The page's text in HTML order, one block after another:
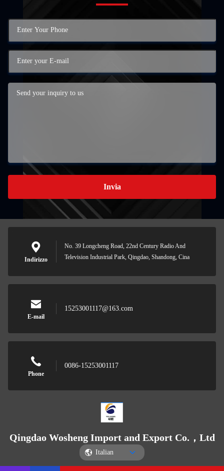
Invia
Indirizzo
No. 39 Longcheng Road, 22nd Century Radio And
Television Industrial Park, Qingdao, Shandong, Cina
E-mail
15253001117@163.com
Phone
0086-15253001117
Qingdao Wosheng Import and Export Co.，Ltd
Italian